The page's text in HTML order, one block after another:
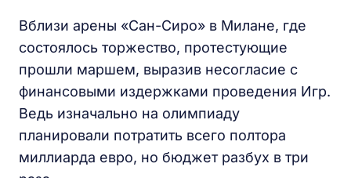
Вблизи арены «Сан-Сиро» в Милане, где
состоялось торжество, протестующие
прошли маршем, выразив несогласие с
финансовыми издержками проведения Игр.
Ведь изначально на олимпиаду
планировали потратить всего полтора
миллиарда евро, но бюджет разбух в три